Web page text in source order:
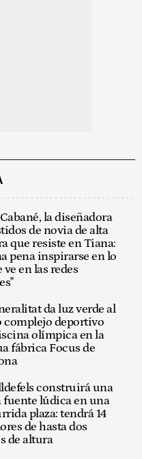
la diseñadora
de novia de alta
que resiste en Tiana:
pena inspirarse en lo
ve en las redes
da luz verde al
complejo deportivo
olímpica en la
fábrica Focus de
construirá una
fuente lúdica en una
plaza: tendrá 14
de hasta dos
de altura